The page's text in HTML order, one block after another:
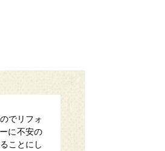
でリフォ
に不安の
ことにし